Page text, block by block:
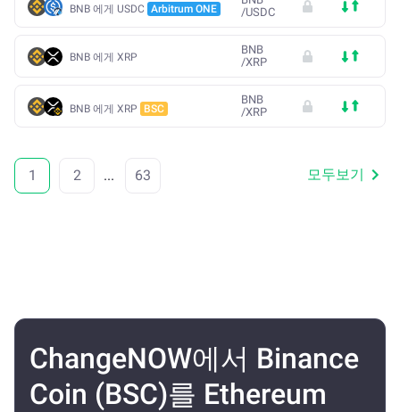
BNB 에게 USDC Arbitrum ONE
/USDC
BNB 에게 XRP
BNB
/XRP
BNB 에게 XRP BSC
BNB
/XRP
1 2 ... 63 모두보기
ChangeNOW에서 Binance
Coin (BSC)를 Ethereum